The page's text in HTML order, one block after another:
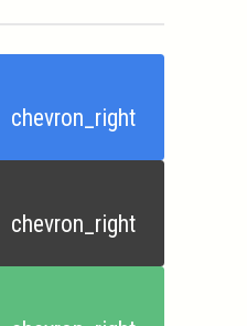
chevron_right
chevron_right